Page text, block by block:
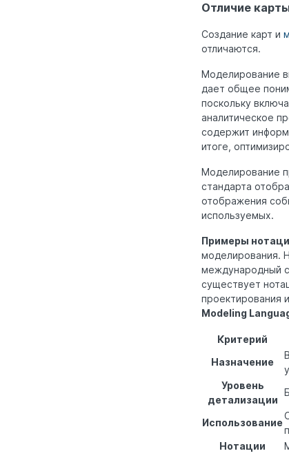
Отличие
Создание карт и
отличаются.
Моделирование
дает общее
поскольку
аналитическое
содержит
итоге,
Моделирование
стандарта
отображения
используемых.
Примеры
моделирования.
международный
существует
проектирования
Modeling
Критерий
Назначение
Уровень
детализации
Использование
Нотации